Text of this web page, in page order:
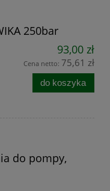
250bar
93,00 zł
Cena netto: 75,61 zł
do koszyka
do pompy,